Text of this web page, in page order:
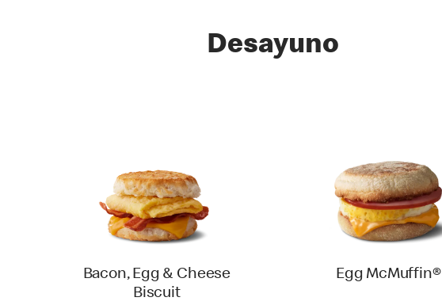
Desayuno
Bacon, Egg & Cheese
Biscuit
Egg McMuffin®